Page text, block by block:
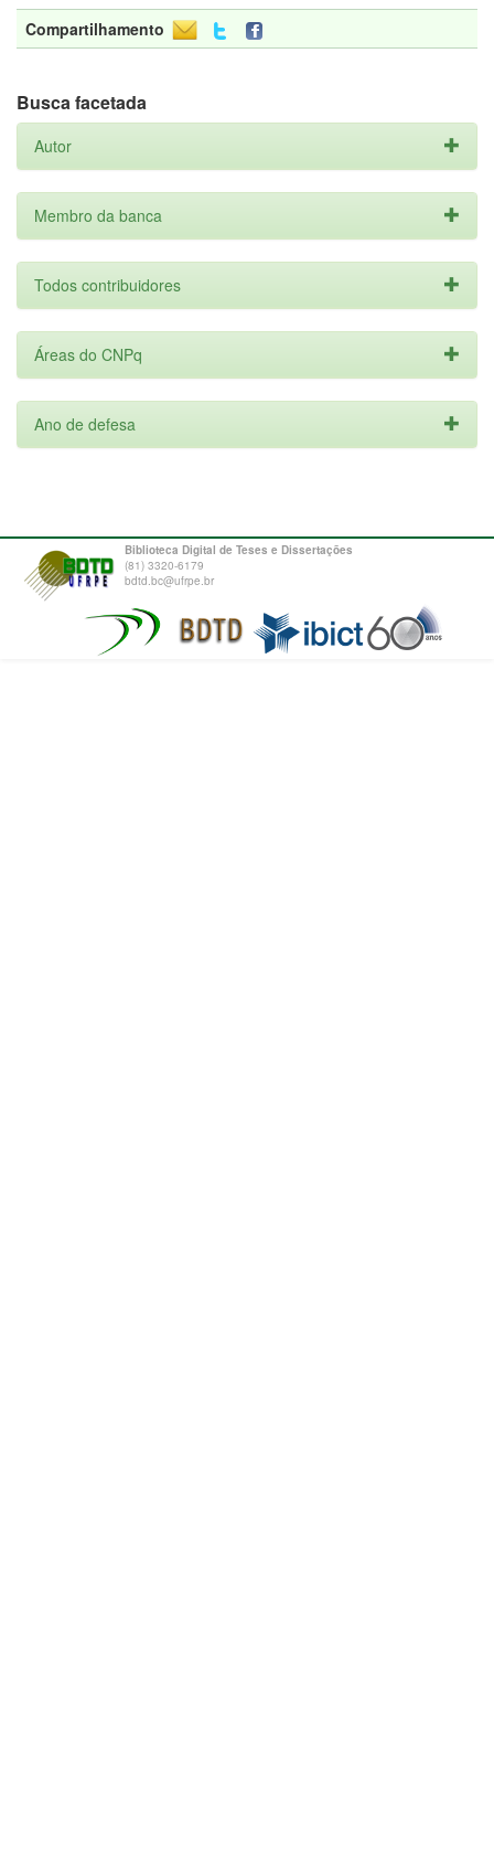
Compartilhamento
Busca facetada
Autor
Membro da banca
Todos contribuidores
Áreas do CNPq
Ano de defesa
Biblioteca Digital de Teses e Dissertações
(81) 3320-6179
bdtd.bc@ufrpe.br